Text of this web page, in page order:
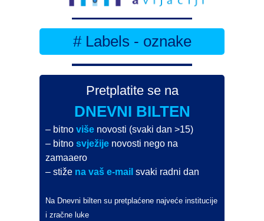
# Labels - oznake
Pretplatite se na
DNEVNI BILTEN
– bitnoviše novosti (svaki dan >15)
– bitnosvježije novosti nego na
zamaaero
– stiže na vaš e-mail svaki radni dan
Na Dnevni bilten su pretplaćene najveće institucije
i zračne luke